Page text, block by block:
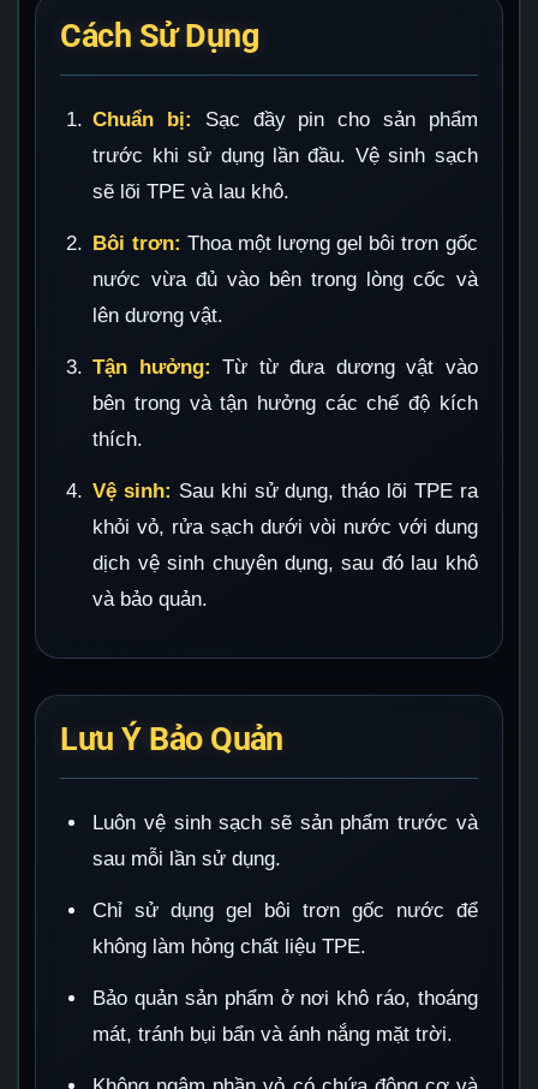
Cách Sử Dụng
Chuẩn bị:
Sạc đầy pin cho sản phẩm
trước khi sử dụng lần đầu. Vệ sinh sạch
sẽ lõi TPE và lau khô.
Bôi trơn: Thoa một lượng gel bôi trơn gốc
nước vừa đủ vào bên trong lòng cốc và
lên dương vật.
Tận hưởng: Từ từ đưa dương vật vào
bên trong và tận hưởng các chế độ kích
thích.
Vệ sinh: Sau khi sử dụng, tháo lõi TPE ra
khỏi vỏ, rửa sạch dưới vòi nước với dung
dịch vệ sinh chuyên dụng, sau đó lau khô
và bảo quản.
Lưu Ý Bảo Quản
Luôn vệ sinh sạch sẽ sản phẩm trước và
sau mỗi lần sử dụng.
Chỉ sử dụng gel bôi trơn gốc nước để
không làm hỏng chất liệu TPE.
Bảo quản sản phẩm ở nơi khô ráo, thoáng
mát, tránh bụi bẩn và ánh nắng mặt trời.